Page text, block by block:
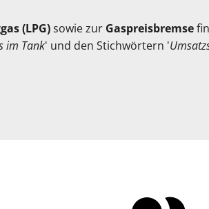
(LPG)sowie zur Gaspreisbremse
im Tank' und den Stichwörtern '